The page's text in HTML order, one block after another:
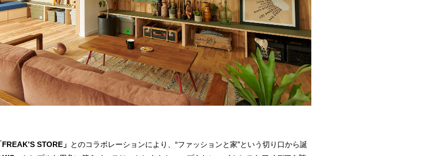
FREAK'S STORE」 とのコラボレーションにより、“ファッションと家”という切り口から誕